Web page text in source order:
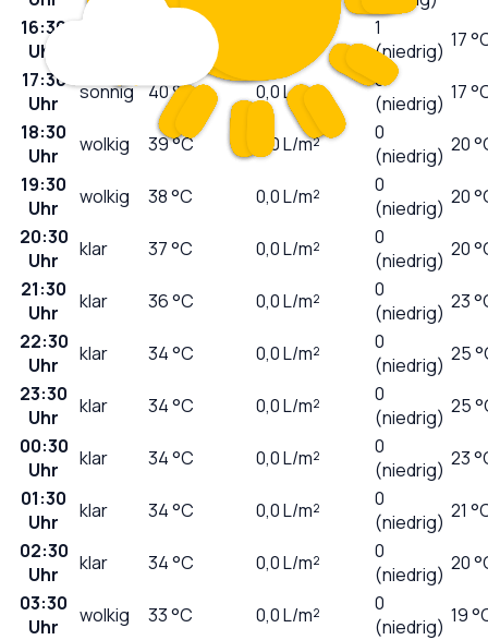
16:30
Uhr
1
(niedrig) 17
17:30
Uhr
sonnig 40°C 0,0L/m²
0
(niedrig) 17
18:30
Uhr
wolkig 39°C 0,0L/m²
0
(niedrig) 20
19:30
Uhr
wolkig 38°C 0,0L/m²
0
(niedrig) 20
20:30
Uhr
klar 37°C 0,0L/m²
0
(niedrig) 20
21:30
Uhr
klar 36°C 0,0L/m²
0
(niedrig) 23
22:30
Uhr
klar 34°C 0,0L/m²
0
(niedrig) 25
23:30
Uhr
klar 34°C 0,0L/m²
0
(niedrig) 25
00:30
Uhr
klar 34°C 0,0L/m²
0
(niedrig) 23
01:30
Uhr
klar 34°C 0,0L/m²
0
(niedrig) 21
02:30
Uhr
klar 34°C 0,0L/m²
0
(niedrig) 20
03:30
Uhr
wolkig 33°C 0,0L/m²
0
(niedrig) 19